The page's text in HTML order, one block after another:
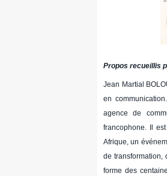
Propos recueillis
Jean Martial
en
agence de
francophone. Il
Afrique, un
de transformation,
forme des